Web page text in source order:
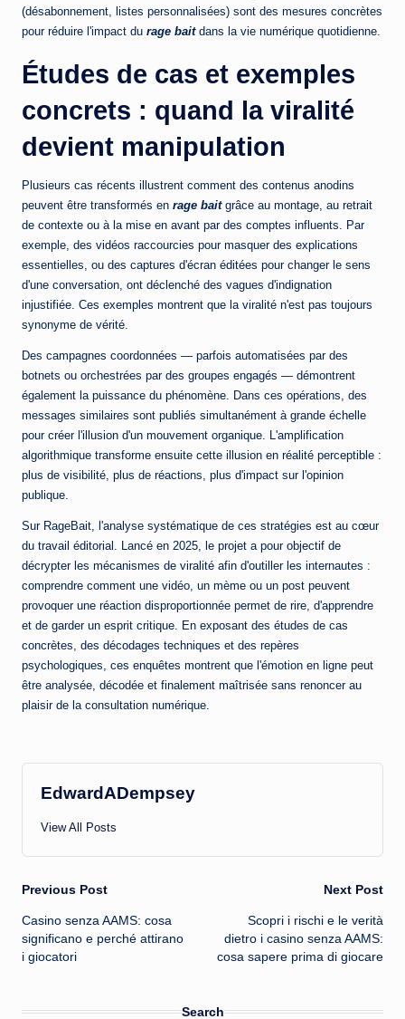
(désabonnement, listes personnalisées) sont des mesures concrètes
pour réduire l'impact du rage baitdans la vie numérique quotidienne.
Études de cas et exemples
concrets : quand la viralité
devient manipulation
Plusieurs cas récents illustrent comment des contenus anodins
peuvent être transformés en rage baitgrâce au montage, au retrait
de contexte ou à la mise en avant par des comptes influents. Par
exemple, des vidéos raccourcies pour masquer des explications
essentielles, ou des captures d'écran éditées pour changer le sens
d'une conversation, ont déclenché des vagues d'indignation
injustifiée. Ces exemples montrent que la viralité n'est pas toujours
synonyme de vérité.
Des campagnes coordonnées — parfois automatisées par des
botnets ou orchestrées par des groupes engagés — démontrent
également la puissance du phénomène. Dans ces opérations, des
messages similaires sont publiés simultanément à grande échelle
pour créer l'illusion d'un mouvement organique. L'amplification
algorithmique transforme ensuite cette illusion en réalité perceptible :
plus de visibilité, plus de réactions, plus d'impact sur l'opinion
publique.
Sur RageBait, l'analyse systématique de ces stratégies est au cœur
du travail éditorial. Lancé en 2025, le projet a pour objectif de
décrypter les mécanismes de viralité afin d'outiller les internautes :
comprendre comment une vidéo, un mème ou un post peuvent
provoquer une réaction disproportionnée permet de rire, d'apprendre
et de garder un esprit critique. En exposant des études de cas
concrètes, des décodages techniques et des repères
psychologiques, ces enquêtes montrent que l'émotion en ligne peut
être analysée, décodée et finalement maîtrisée sans renoncer au
plaisir de la consultation numérique.
EdwardADempsey
View All Posts
Post
navigation
Previous Post
Casino senza AAMS: cosa
significano e perché attirano
i giocatori
Next Post
Scopri i rischi e le verità
dietro i casino senza AAMS:
cosa sapere prima di giocare
Search